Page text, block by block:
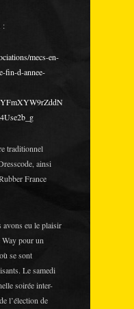
:
mecs-en-
fin-d-annee-
traditionnel
ainsi
France
avons eu le plaisir
Way pour un
se sont
Le samedi
soirée inter-
l’élection de